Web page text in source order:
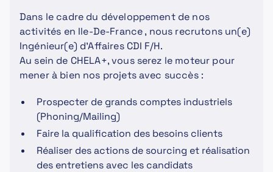
Dans le cadre du développement de nos
activités en Ile-De-France , nous recrutons un(e)
Ingénieur(e) d'Affaires CDI F/H.
Au sein de CHELA+, vous serez le moteur pour
mener à bien nos projets avec succès :
Prospecter de grands comptes industriels
(Phoning/Mailing)
Faire la qualification des besoins clients
Réaliser des actions de sourcing et réalisation
des entretiens avec les candidats